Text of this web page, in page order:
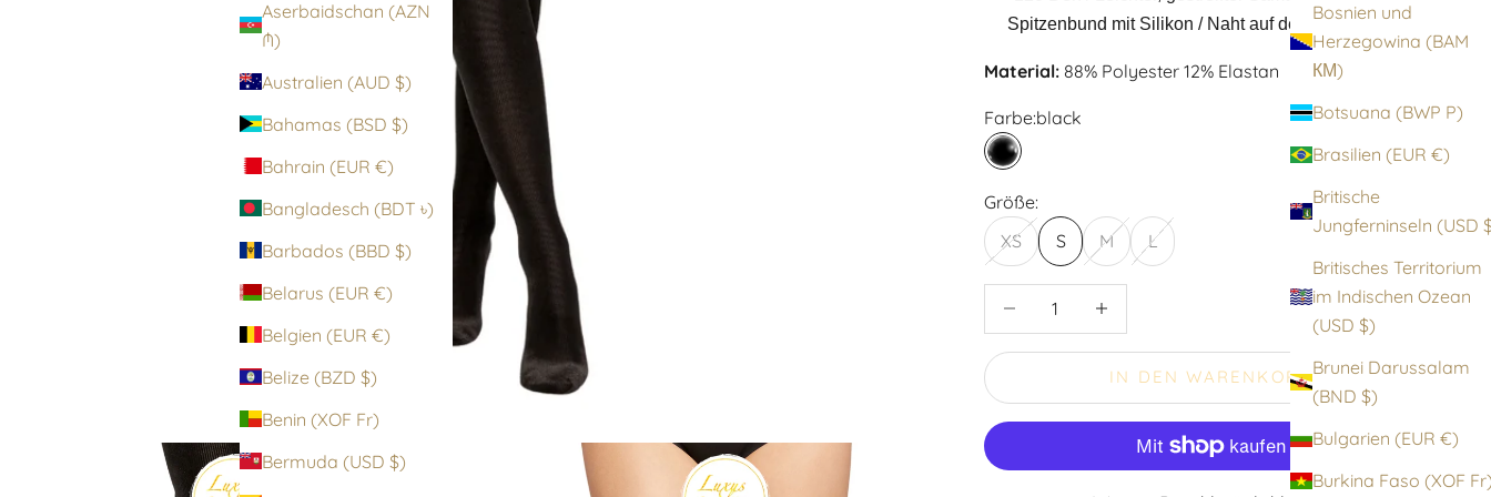
Bosnien und
Herzegowina (BAM
КМ)
Botsuana (BWP P)
Brasilien (EUR €)
Britische
Britisches Territorium
im Indischen Ozean
(USD $)
Brunei Darussalam
(BND $)
Bulgarien (EUR €)
Burkina Faso
Aserbaidschan (AZN
₼)
Australien (AUD $)
Bahamas (BSD $)
Bahrain (EUR €)
Bangladesch (BDT ৳)
Barbados (BBD $)
Belarus (EUR €)
Belgien (EUR €)
Belize (BZD $)
Benin (XOF Fr)
Bermuda (USD $)
Spitzenbund mit Silikon / Naht auf der Beinrückseite
Material: 88% Polyester 12% Elastan
Farbe:black
black
Größe:
XS
S M L
Anzahl verringernAnzahl erhöhen
IN DEN WARENKORB